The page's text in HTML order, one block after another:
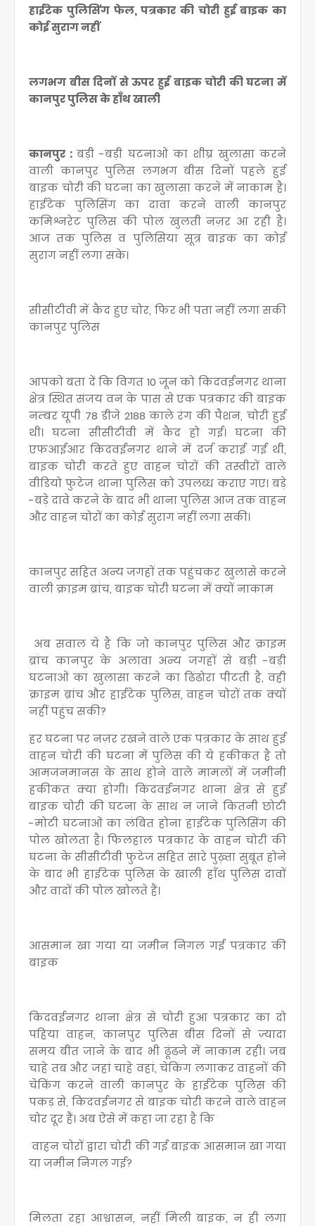
हाईटेक पुलिसिंग फेल, पत्रकार की चोरी हुई बाइक का
कोई सुराग नहीं
लगभग बीस दिनों से ऊपर हुई बाइक चोरी की घटना में
कानपुर पुलिस के हाँथ खाली
कानपुर :बड़ी -बड़ी घटनाओं का शीघ्र खुलासा करने
वाली कानपुर पुलिस लगभग बीस दिनों पहले हुई
बाइक चोरी की घटना का खुलासा करने में नाकाम है।
हाईटेक पुलिसिंग का दावा करने वाली कानपुर
कमिश्नरेट पुलिस की पोल खुलती नज़र आ रही है।
आज तक पुलिस व पुलिसिया सूत्र बाइक का कोई
सुराग नहीं लगा सके।
सीसीटीवी में कैद हुए चोर, फिर भी पता नहीं लगा सकी
कानपुर पुलिस
आपको बता दें कि विगत 10 जून को किदवईनगर थाना
क्षेत्र स्थित संजय वन के पास से एक पत्रकार की बाइक
नम्बर यूपी 78 डीजे 2188 काले रंग की पैशन, चोरी हुई
थी। घटना सीसीटीवी में कैद हो गई। घटना की
एफआईआर किदवईनगर थाने में दर्ज कराई गई थी,
बाइक चोरी करते हुए वाहन चोरों की तस्वीरों वाले
वीडियो फुटेज थाना पुलिस को उपलब्ध कराए गए। बड़े
-बड़े दावे करने के बाद भी थाना पुलिस आज तक वाहन
और वाहन चोरों का कोई सुराग नहीं लगा सकी।
कानपुर सहित अन्य जगहों तक पहुंचकर खुलासे करने
वाली क्राइम ब्रांच, बाइक चोरी घटना में क्यों नाकाम
अब सवाल ये है कि जो कानपुर पुलिस और क्राइम
ब्रांच कानपुर के अलावा अन्य जगहों से बड़ी -बड़ी
घटनाओं का खुलासा करने का ढिंढोरा पीटती है, वही
क्राइम ब्रांच और हाईटेक पुलिस, वाहन चोरों तक क्यों
नहीं पहुंच सकी?
हर घटना पर नज़र रखने वाले एक पत्रकार के साथ हुई
वाहन चोरी की घटना में पुलिस की ये हकीकत है तो
आमजनमानस के साथ होने वाले मामलों में जमीनी
हकीकत क्या होगी। किदवईनगर थाना क्षेत्र से हुई
बाइक चोरी की घटना के साथ न जाने कितनी छोटी
-मोटी घटनाओं का लंबित होना हाईटेक पुलिसिंग की
पोल खोलता है। फिलहाल पत्रकार के वाहन चोरी की
घटना के सीसीटीवी फुटेज सहित सारे पुख़्ता सुबूत होने
के बाद भी हाईटेक पुलिस के खाली हाँथ पुलिस दावों
और वादों की पोल खोलते हैं।
आसमान खा गया या जमीन निगल गई पत्रकार की
बाइक
किदवईनगर थाना क्षेत्र से चोरी हुआ पत्रकार का दो
पहिया वाहन, कानपुर पुलिस बीस दिनों से ज्यादा
समय बीत जाने के बाद भी ढूंढने में नाकाम रही। जब
चाहे तब और जहां चाहे वहां, चेकिंग लगाकर वाहनों की
चेकिंग करने वाली कानपुर के हाईटेक पुलिस की
पकड़ से, किदवईनगर से बाइक चोरी करने वाले वाहन
चोर दूर हैं। अब ऐसे में कहा जा रहा है कि
वाहन चोरों द्वारा चोरी की गई बाइक आसमान खा गया
या जमीन निगल गई?
मिलता रहा आश्वासन, नहीं मिली बाइक, न ही लगा